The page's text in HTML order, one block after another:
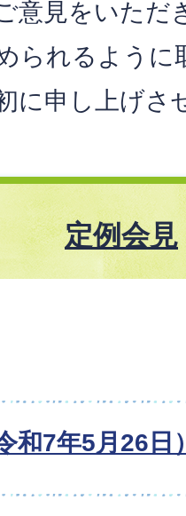
意見をいただ
られるように
に申し上げさ
定例会見
和7年5月26日